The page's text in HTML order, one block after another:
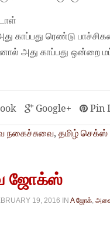
காப்பது ரெண்டு
அது காப்பது ஒன்றை
Google+ Pin
நகைச்சுவை,தமிழ்
ஜோக்ஸ்
19, 2016 INA ஜோக் ,